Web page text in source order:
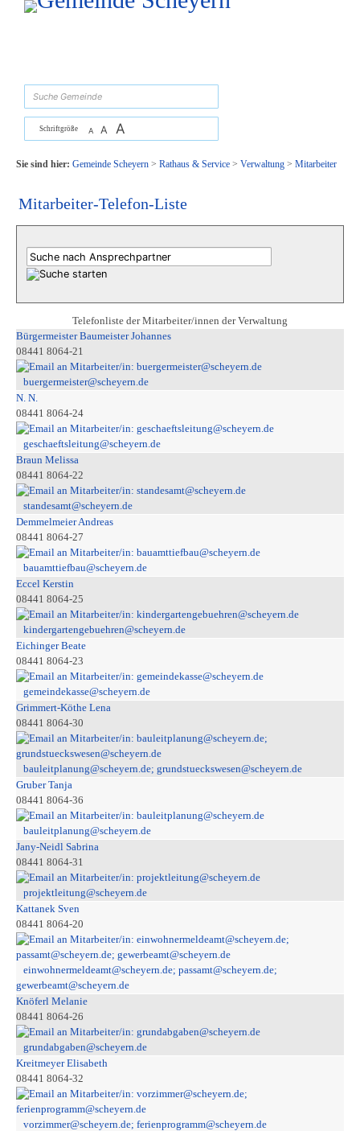
Zum Inhalt, zur Navigationoder zur Startseite springen.
Schriftgröße A A A
Sie sind hier: Gemeinde Scheyern> Rathaus & Service> Verwaltung> Mitarbeiter
Mitarbeiter-Telefon-Liste
Telefonliste der Mitarbeiter/innen der Verwaltung
Bürgermeister Baumeister Johannes
08441 8064-21
buergermeister@scheyern.de
N. N.
08441 8064-24
geschaeftsleitung@scheyern.de
Braun Melissa
08441 8064-22
standesamt@scheyern.de
Demmelmeier Andreas
08441 8064-27
bauamttiefbau@scheyern.de
Eccel Kerstin
08441 8064-25
kindergartengebuehren@scheyern.de
Eichinger Beate
08441 8064-23
gemeindekasse@scheyern.de
Grimmert-Köthe Lena
08441 8064-30
bauleitplanung@scheyern.de; grundstueckswesen@scheyern.de
Gruber Tanja
08441 8064-36
bauleitplanung@scheyern.de
Jany-Neidl Sabrina
08441 8064-31
projektleitung@scheyern.de
Kattanek Sven
08441 8064-20
einwohnermeldeamt@scheyern.de; passamt@scheyern.de;
gewerbeamt@scheyern.de
Knöferl Melanie
08441 8064-26
grundabgaben@scheyern.de
Kreitmeyer Elisabeth
08441 8064-32
vorzimmer@scheyern.de; ferienprogramm@scheyern.de